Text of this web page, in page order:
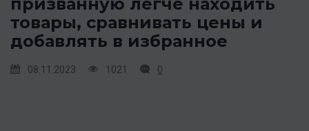
товары, сравнивать цены и
добавлять в избранное
08.11.2023 1021 0